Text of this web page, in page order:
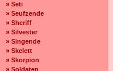
» Seti
» Seufzende
» Sheriff
» Silvester
» Singende
» Skelett
» Skorpion
» Soldaten